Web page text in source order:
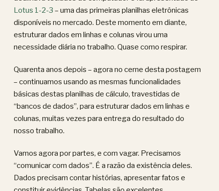
Lotus 1-2-3 – uma das primeiras planilhas eletrônicas
disponíveis no mercado. Deste momento em diante,
estruturar dados em linhas e colunas virou uma
necessidade diária no trabalho. Quase como respirar.
Quarenta anos depois – agora no cerne desta postagem
– continuamos usando as mesmas funcionalidades
básicas destas planilhas de cálculo, travestidas de
“bancos de dados”, para estruturar dados em linhas e
colunas, muitas vezes para entrega do resultado do
nosso trabalho.
Vamos agora por partes, e com vagar. Precisamos
“comunicar com dados”. É a razão da existência deles.
Dados precisam contar histórias, apresentar fatos e